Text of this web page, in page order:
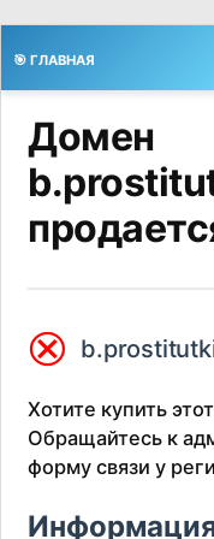
🎯 ГЛАВНАЯ
Домен
⮿
Хотите купить
Обращайтесь к
форму связи у